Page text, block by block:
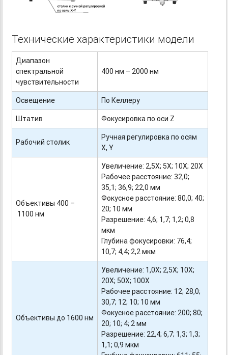
Технические характеристики модели
Диапазон
спектральной
чувствительности
400 нм – 2000 нм
Освещение
По Келлеру
Штатив
Фокусировка по оси Z
Рабочий столик
Ручная регулировка по осям
X, Y
Объективы 400 –
1100 нм
Увеличение: 2,5Х; 5Х; 10Х; 20Х
Рабочее расстояние: 32,0;
35,1; 36,9; 22,0 мм
Фокусное расстояние: 80,0; 40;
20; 10 мм
Разрешение: 4,6; 1,7; 1,2; 0,8
мкм
Глубина фокусировки: 76,4;
10,7; 4,4; 2,2 мкм
Объективы до 1600 нм
Увеличение: 1,0Х; 2,5Х; 10Х;
20Х; 50Х; 100Х
Рабочее расстояние: 12; 28,0;
30,7; 12; 10; 10 мм
Фокусное расстояние: 200; 80;
20; 10; 4; 2 мм
Разрешение: 22,4; 6,7; 1,3; 1,3;
1,1; 0,9 мкм